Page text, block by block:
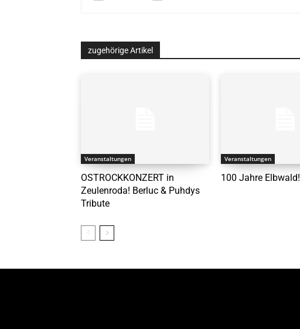
zugehörige Artikel
Veranstaltungen
OSTROCKKONZERT in
Zeulenroda! Berluc & Puhdys
Tribute
Veranstaltungen
100 Jahre Elbwald!